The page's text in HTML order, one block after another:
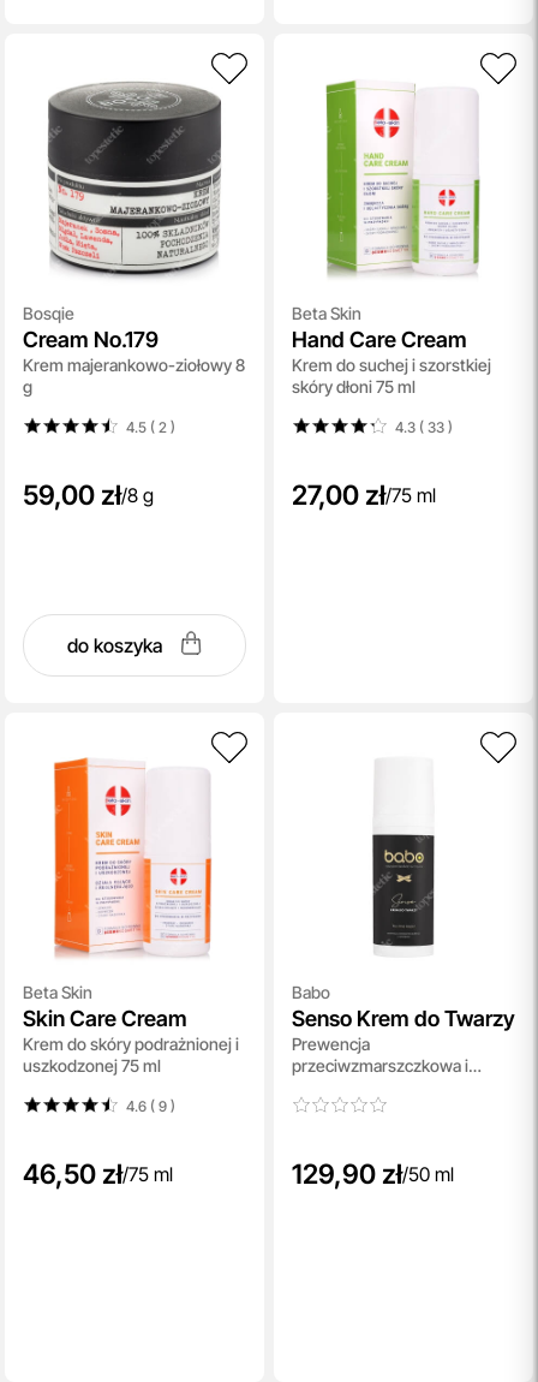
Bosqie
Cream No.179
Krem majerankowo-ziołowy 8
g
4.5 ( 2 )
59,00 zł/8 g
do koszyka
Beta Skin
Hand Care Cream
Krem do suchej i szorstkiej
skóry dłoni 75 ml
4.3 ( 33)
27,00 zł/75 ml
Beta Skin
Skin Care Cream
Krem do skóry podrażnionej i
uszkodzonej 75 ml
4.6 ( 9)
46,50 zł/75 ml
Babo
Senso Krem do Twarzy
Prewencja
przeciwzmarszczkowa i
129,90 zł/50 ml